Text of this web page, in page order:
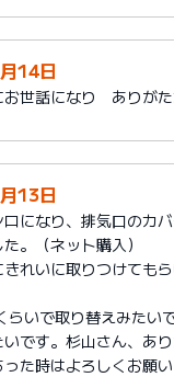
14日
世話になり ありがた
13日
になり、排気口のカ
。（ネット購入）
れいに取りつけても
らいで取り替えみたい
です。杉山さん、あ
た時はよろしくお願